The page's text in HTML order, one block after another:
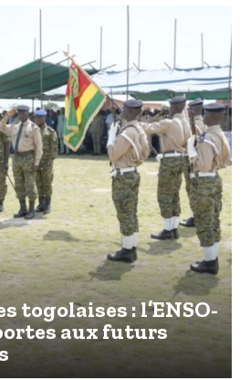
togolaises : l’ENSO-
aux futurs